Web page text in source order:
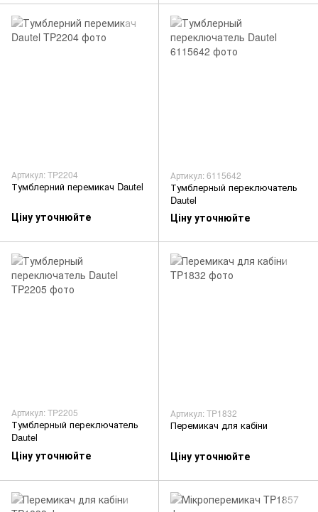
Артикул: TP2204
Тумблерний перемикач Dautel
Ціну уточнюйте
Артикул: 6115642
Тумблерный переключатель
Dautel
Ціну уточнюйте
Артикул: TP2205
Тумблерный переключатель
Dautel
Ціну уточнюйте
Артикул: TP1832
Перемикач для кабіни
Ціну уточнюйте